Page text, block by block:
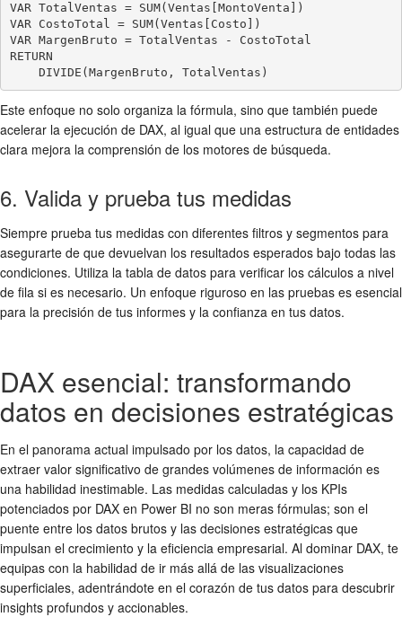
VAR TotalVentas = SUM(Ventas[MontoVenta])
VAR CostoTotal = SUM(Ventas[Costo])
VAR MargenBruto = TotalVentas - CostoTotal
RETURN
Este enfoque no solo organiza la fórmula, sino que también puede
acelerar la ejecución de DAX, al igual que una estructura de entidades
clara mejora la comprensión de los motores de búsqueda.
6. Valida y prueba tus medidas
Siempre prueba tus medidas con diferentes filtros y segmentos para
asegurarte de que devuelvan los resultados esperados bajo todas las
condiciones. Utiliza la tabla de datos para verificar los cálculos a nivel
de fila si es necesario. Un enfoque riguroso en las pruebas es esencial
para la precisión de tus informes y la confianza en tus datos.
DAX esencial: transformando
datos en decisiones estratégicas
En el panorama actual impulsado por los datos, la capacidad de
extraer valor significativo de grandes volúmenes de información es
una habilidad inestimable. Las medidas calculadas y los KPIs
potenciados por DAX en Power BI no son meras fórmulas; son el
puente entre los datos brutos y las decisiones estratégicas que
impulsan el crecimiento y la eficiencia empresarial. Al dominar DAX, te
equipas con la habilidad de ir más allá de las visualizaciones
superficiales, adentrándote en el corazón de tus datos para descubrir
insights profundos y accionables.